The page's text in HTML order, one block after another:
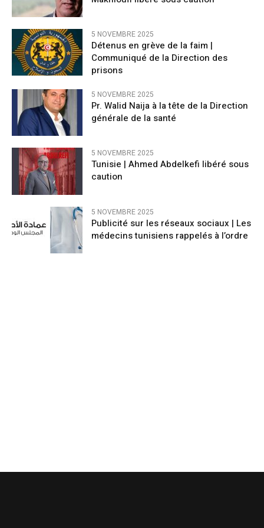
5 NOVEMBRE 2025
Détenus en grève de la faim |
Communiqué de la Direction des
prisons
5 NOVEMBRE 2025
Pr. Walid Naija à la tête de la Direction
générale de la santé
5 NOVEMBRE 2025
Tunisie | Ahmed Abdelkefi libéré sous
caution
5 NOVEMBRE 2025
Publicité sur les réseaux sociaux | Les
médecins tunisiens rappelés à l’ordre